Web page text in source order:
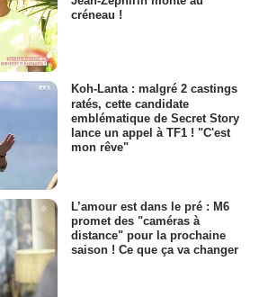
créneau !
Koh-Lanta : malgré 2 castings
ratés, cette candidate
emblématique de Secret Story
lance un appel à TF1 ! "C'est
mon rêve"
L’amour est dans le pré : M6
promet des "caméras à
distance" pour la prochaine
saison ! Ce que ça va changer